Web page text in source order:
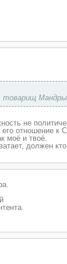
не
его отношение
моё и твоё.
должен